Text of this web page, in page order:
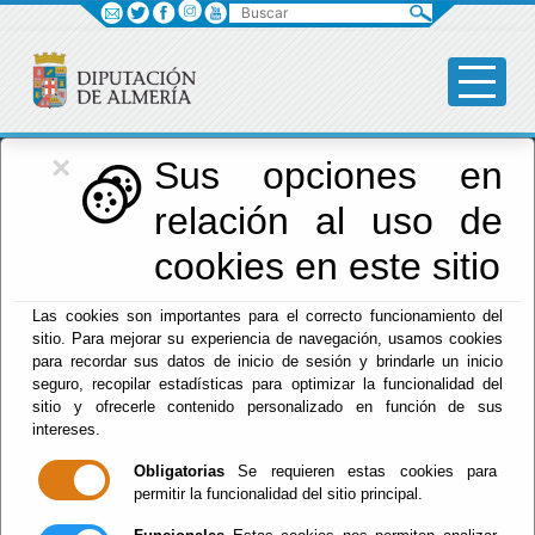
×
Sus opciones en
relación al uso de
cookies en este sitio
Las cookies son importantes para el correcto funcionamiento del
sitio. Para mejorar su experiencia de navegación, usamos cookies
para recordar sus datos de inicio de sesión y brindarle un inicio
seguro, recopilar estadísticas para optimizar la funcionalidad del
sitio y ofrecerle contenido personalizado en función de sus
intereses.
Obligatorias Se requieren estas cookies para
permitir la funcionalidad del sitio principal.
Diputación
Menú Diputación
Casa Museo La
Canana
Buscar